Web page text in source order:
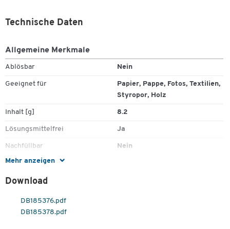
Mehr anzeigen
Technische Daten
Allgemeine Merkmale
Ablösbar Nein
Geeignet für
Papier, Pappe, Fotos, Textilien,
Styropor, Holz
Inhalt [g] 8.2
Lösungsmittelfrei Ja
Nachfüllbar Nein
Download
DB185376.pdf
DB185378.pdf